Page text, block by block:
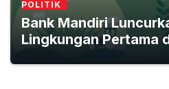
POLITIK
Bank Mandiri
Lingkungan Pertama